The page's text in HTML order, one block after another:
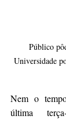
Público
Universidade
Nem o
última